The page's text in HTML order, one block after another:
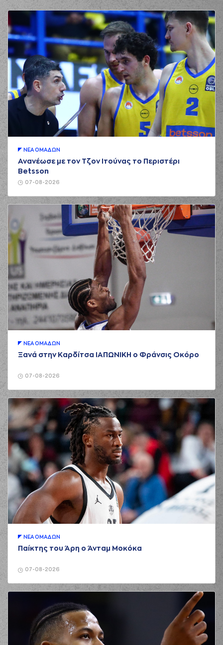
07-08-2026
ΝΕA ΟΜAΔΩΝ
Ανανέωσε με τον Τζον Ιτούνας το Περιστέρι
Betsson
07-08-2026
ΝΕA ΟΜAΔΩΝ
Ξανά στην Καρδίτσα ΙΑΠΩΝΙΚΗ ο Φράνσις Οκόρο
07-08-2026
ΝΕA ΟΜAΔΩΝ
Παίκτης του Άρη ο Άνταμ Μοκόκα